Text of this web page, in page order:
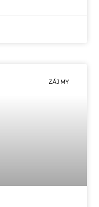
ZÁJMY